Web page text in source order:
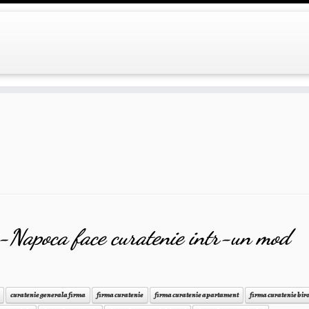
face curatenie intr-un mod
curatenie generala firma firma curatenie firma curatenie apartament
firma curatenie